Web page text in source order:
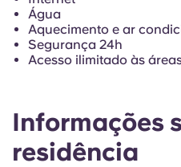
Informações
residência
Água
Aquecimento e ar
Segurança 24h
Acesso ilimitado às